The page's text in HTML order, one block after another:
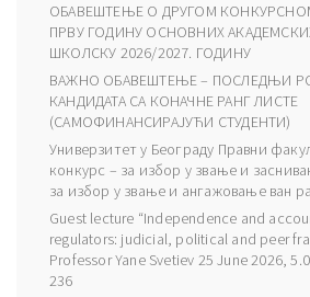
ОБАВЕШТЕЊЕ О ДРУГОМ
ПРВУ ГОДИНУ ОСНОВНИХ
ШКОЛСКУ 2026/2027. ГОДИНУ
ВАЖНО ОБАВЕШТЕЊЕ – ПОСЛЕДЊИ
КАНДИДАТА СА КОНАЧНЕ РАНГ ЛИСТЕ
(САМОФИНАНСИРАЈУЋИ СТУДЕНТИ)
Универзитет у Београду Правни
конкурс – за избор у звање и
за избор у звање и ангажовање ван
Guest lecture “Independence and
regulators: judicial, political and peer
Professor Yane Svetiev 25 June 2026,
236